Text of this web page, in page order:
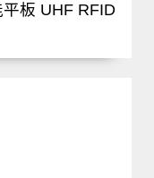
板 UHF RFID